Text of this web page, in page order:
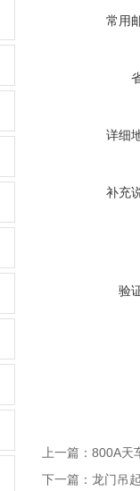
常用
详细
补充
验
上一篇： 800A天
下一篇： 龙门吊